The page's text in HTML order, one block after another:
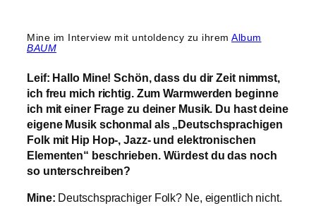
Mine im Interview mit untoldency zu ihrem Album
BAUM
Leif: Hallo Mine! Schön, dass du dir Zeit nimmst,
ich freu mich richtig. Zum Warmwerden beginne
ich mit einer Frage zu deiner Musik. Du hast deine
eigene Musik schonmal als „Deutschsprachigen
Folk mit Hip Hop-, Jazz- und elektronischen
Elementen“ beschrieben. Würdest du das noch
so unterschreiben?
Mine: Deutschsprachiger Folk? Ne, eigentlich nicht.